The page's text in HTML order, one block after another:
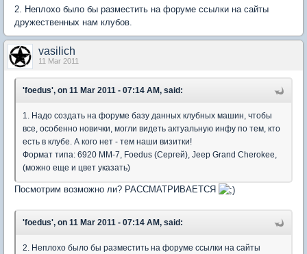
2. Неплохо было бы разместить на форуме ссылки на сайты
дружественных нам клубов.
vasilich
11 Mar 2011
'foedus', on 11 Mar 2011 - 07:14 AM, said:
1. Надо создать на форуме базу данных клубных машин, чтобы
все, особенно новички, могли видеть актуальную инфу по тем, кто
есть в клубе. А кого нет - тем наши визитки!
Формат типа: 6920 ММ-7, Foedus (Сергей), Jeep Grand Cherokee,
(можно еще и цвет указать)
Посмотрим возможно ли? РАССМАТРИВАЕТСЯ
'foedus', on 11 Mar 2011 - 07:14 AM, said:
2. Неплохо было бы разместить на форуме ссылки на сайты